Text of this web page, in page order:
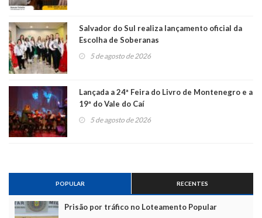
Salvador do Sul realiza lançamento oficial da
Escolha de Soberanas
5 de agosto de 2026
Lançada a 24ª Feira do Livro de Montenegro e a
19ª do Vale do Caí
5 de agosto de 2026
POPULAR RECENTES
Prisão por tráfico no Loteamento Popular